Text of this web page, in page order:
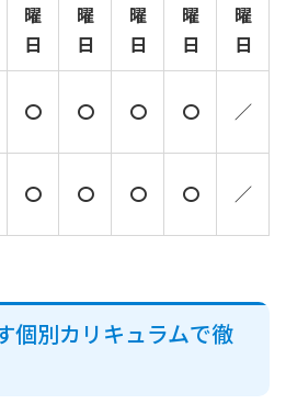
曜
日
曜
日
曜
日
曜
日
曜
日
〇 〇 〇 〇 ／
〇 〇 〇 〇 ／
個別カリキュラムで徹